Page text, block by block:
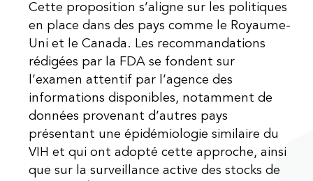
Cette proposition s’aligne sur les politiques
en place dans des pays comme le Royaume-
Uni et le Canada. Les recommandations
rédigées par la FDA se fondent sur
l’examen attentif par l’agence des
informations disponibles, notamment de
données provenant d’autres pays
présentant une épidémiologie similaire du
VIH et qui ont adopté cette approche, ainsi
que sur la surveillance active des stocks de